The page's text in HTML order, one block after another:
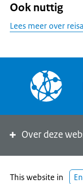
Ook nuttig
Lees meer over
Over deze
This website in